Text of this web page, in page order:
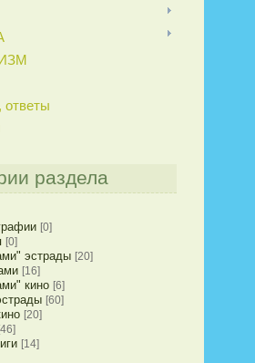
ответы
раздела
[0]
[0]
эстрады [20]
[16]
кино [6]
[60]
[20]
[46]
[14]